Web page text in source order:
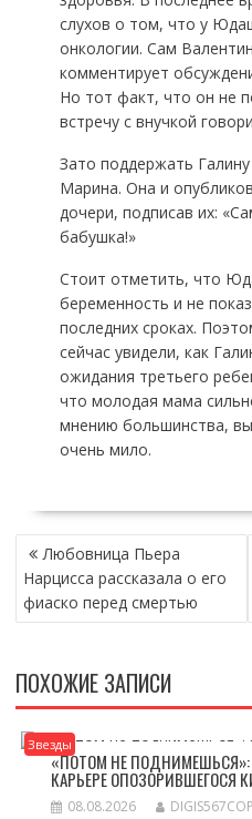
слухов о том, что у
онкологии. Сам
комментирует
Но тот факт, что он не
встречу с внучкой
Зато поддержать
Марина. Она и
дочери, подписав их:
бабушка!»
Стоит отметить, что
беременность и не
последних сроках.
сейчас увидели, как
ожидания третьего
что молодая мама
мнению большинства,
очень мило.
НАВИГАЦИЯ
ПО
ЗАПИСЯМ
Любовница Пьера
Нарцисса рассказала о его
фиаско перед смертью
ПОХОЖИЕ ЗАПИСИ
Звезды
«ПОТОМ НЕ ПОДНИМЕШЬСЯ»:
КАРЬЕРЕ ОПОЗОРИВШЕГОСЯ
08.08.2026